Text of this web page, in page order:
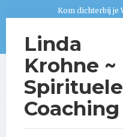
Kom dichterbij je
Linda
Krohne ~
Spirituele
Coaching